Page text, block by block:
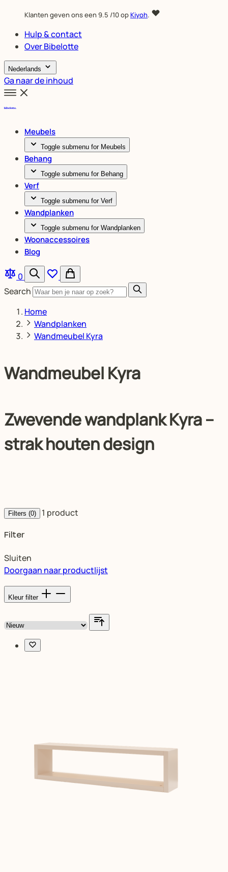
Klanten geven ons een 9.5 /10 opKiyoh.
Hulp & contact
Over Bibelotte
Nederlands
Ga naar de inhoud
Meubels
Toggle submenu for Meubels
Behang
Toggle submenu for Behang
Verf
Toggle submenu for Verf
Wandplanken
Toggle submenu for Wandplanken
Woonaccessoires
Blog
0
Search
Home
Wandplanken
Wandmeubel Kyra
Wandmeubel Kyra
Zwevende wandplank Kyra –
strak houten design
Filters (0) 1 product
Filter
Sluiten
Doorgaan naar productlijst
Kleur filter